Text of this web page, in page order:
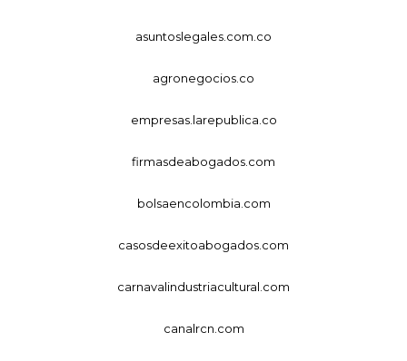
asuntoslegales.com.co
agronegocios.co
empresas.larepublica.co
firmasdeabogados.com
bolsaencolombia.com
casosdeexitoabogados.com
carnavalindustriacultural.com
canalrcn.com